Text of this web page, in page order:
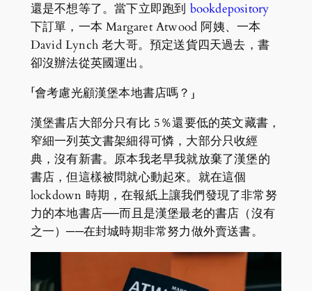
還是不想等了。當下立即跑到 bookdepository
下訂單，一本 Margaret Atwood 阿姨、一本
David Lynch 老大哥。預定送貨四天過去，書
卻沒辦法從英國運出。
「會考慮光顧漢堡本地書店嗎？」
漢堡書店大部分只有比 5％還要低的英文藏書，
窄細一列英文書架細得可憐，大部分只收經
典，沒有新書。原本我老早我就放棄了漢堡的
書店，但這樣被問就心動起來。就在這個
lockdown 時期，在報紙上讓我們發現了非常努
力的本地書店──而且是漢堡最老的書店（沒有
之一）──在封城時期非常努力做外賣送書。